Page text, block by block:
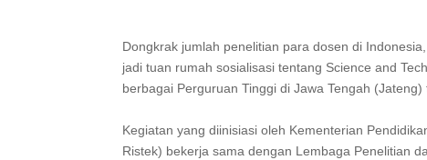
Dongkrak jumlah penelitian para dosen di
jadi tuan rumah sosialisasi tentang Science and
berbagai Perguruan Tinggi di Jawa Tengah
Kegiatan yang diinisiasi oleh Kementerian
Ristek) bekerja sama dengan Lembaga Penelitian